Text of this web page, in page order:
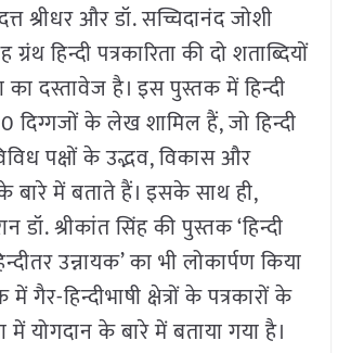
श्रीधर और डॉ. सच्चिदानंद जोशी
ग्रंथ हिन्दी पत्रकारिता की दो शताब्दियों
का दस्तावेज है। इस पुस्तक में हिन्दी
दिग्गजों के लेख शामिल हैं, जो हिन्दी
पक्षों के उद्भव, विकास और
के बारे में बताते हैं। इसके साथ ही,
डॉ. श्रीकांत सिंह की पुस्तक ‘हिन्दी
उन्नायक’ का भी लोकार्पण किया
गैर-हिन्दीभाषी क्षेत्रों के पत्रकारों के
में योगदान के बारे में बताया गया है।